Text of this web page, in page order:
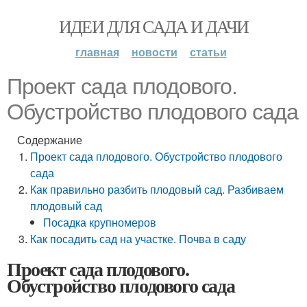
ИДЕИ ДЛЯ САДА И ДАЧИ
главная новости статьи
Проект сада плодового.
Обустройство плодового сада
Содержание
Проект сада плодового. Обустройство плодового
сада
Как правильно разбить плодовый сад. Разбиваем
плодовый сад
Посадка крупномеров
Как посадить сад на участке. Почва в саду
Проект сада плодового.
Обустройство плодового сада